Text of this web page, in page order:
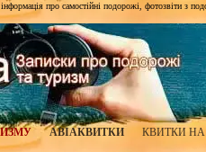
про самостійні подорожі, фотозвіти з
АВІАКВИТКИ КВИТКИ